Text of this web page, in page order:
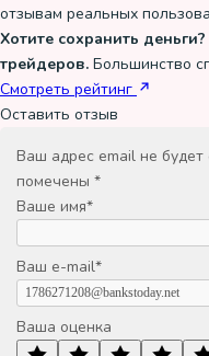
отзывам реальных
Хотите сохранить
трейдеров. Большинство
Смотреть рейтинг
Оставить отзыв
Ваш адрес email не будет
помечены *
Ваше имя*
Ваш e-mail*
Ваша оценка